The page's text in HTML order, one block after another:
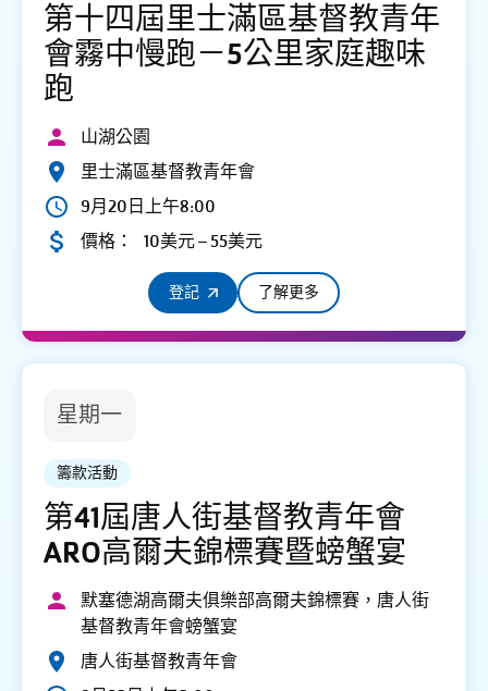
第十四屆里士滿區基督教青年
會霧中慢跑－5公里家庭趣味
跑
山湖公園
里士滿區基督教青年會
9月20日上午8:00
價格：
10美元 – 55美元
登記 了解更多
星期一
籌款活動
第41屆唐人街基督教青年會
ARO高爾夫錦標賽暨螃蟹宴
默塞德湖高爾夫俱樂部高爾夫錦標賽，唐人街
基督教青年會螃蟹宴
唐人街基督教青年會